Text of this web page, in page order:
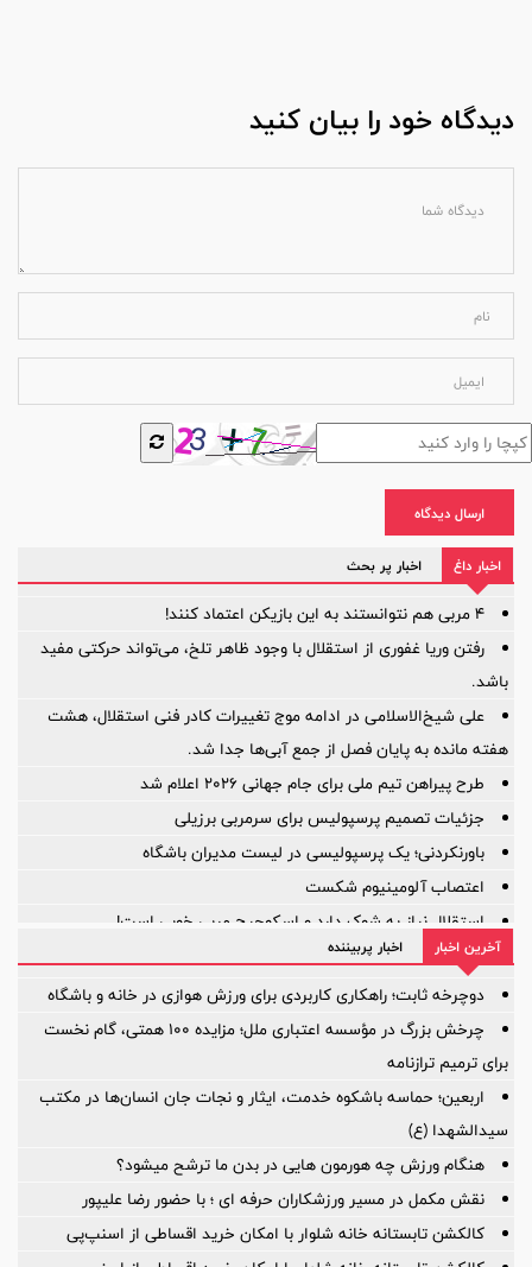
دیدگاه خود را بیان کنید
ارسال دیدگاه
اخبار داغ اخبار پر بحث
۴ مربی هم نتوانستند به این بازیکن اعتماد کنند!
رفتن وریا غفوری از استقلال با وجود ظاهر تلخ، می‌تواند حرکتی مفید
باشد.
علی شیخ‌الاسلامی در ادامه موج تغییرات کادر فنی استقلال، هشت
هفته مانده به پایان فصل از جمع آبی‌ها جدا شد.
طرح پیراهن تیم ملی برای جام جهانی ۲۰۲۶ اعلام شد
جزئیات تصمیم پرسپولیس برای سرمربی برزیلی
باورنکردنی؛ یک پرسپولیسی در لیست مدیران باشگاه
اعتصاب آلومینیوم شکست
استقلال نیاز به شوک دارد و اسکوچیچ مربی خوبی است!
آیا ستون خط میانی ترک برداشته است؟
بازی‌ها یکی پس از دیگری لغو شد؛
آخرین اخبار اخبار پربیننده
دوچرخه ثابت؛ راهکاری کاربردی برای ورزش هوازی در خانه و باشگاه
چرخش بزرگ در مؤسسه اعتباری ملل؛ مزایده ۱۰۰ همتی، گام نخست
برای ترمیم ترازنامه
اربعین؛ حماسه باشکوه خدمت، ایثار و نجات جان انسان‌ها در مکتب
سیدالشهدا (ع)
هنگام ورزش چه هورمون هایی در بدن ما ترشح میشود؟
نقش مکمل در مسیر ورزشکاران حرفه ای ؛ با حضور رضا علیپور
کالکشن تابستانه خانه شلوار با امکان خرید اقساطی از اسنپ‌پی